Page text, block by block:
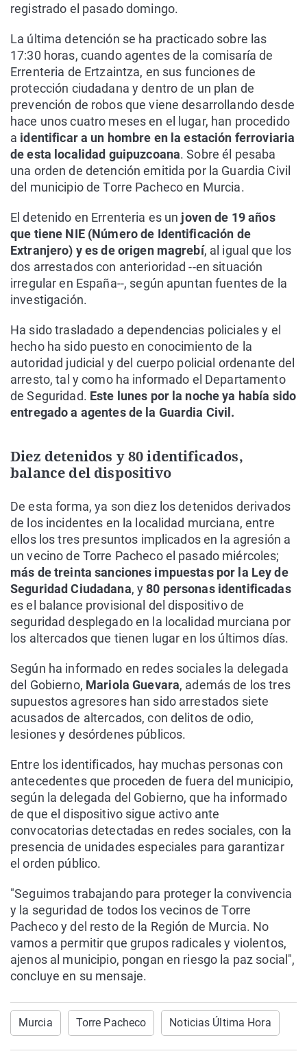
registrado el pasado domingo.
La última detención se ha practicado sobre las
17:30 horas, cuando agentes de la comisaría de
Errenteria de Ertzaintza, en sus funciones de
protección ciudadana y dentro de un plan de
prevención de robos que viene desarrollando desde
hace unos cuatro meses en el lugar, han procedido
a identificar a un hombre en la estación ferroviaria
de esta localidad guipuzcoana. Sobre él pesaba
una orden de detención emitida por la Guardia Civil
del municipio de Torre Pacheco en Murcia.
El detenido en Errenteria es un joven de 19 años
que tiene NIE (Número de Identificación de
Extranjero) y es de origen magrebí, al igual que los
dos arrestados con anterioridad --en situación
irregular en España--, según apuntan fuentes de la
investigación.
Ha sido trasladado a dependencias policiales y el
hecho ha sido puesto en conocimiento de la
autoridad judicial y del cuerpo policial ordenante del
arresto, tal y como ha informado el Departamento
de Seguridad. Este lunes por la noche ya había sido
entregado a agentes de la Guardia Civil.
Diez detenidos y 80 identificados,
balance del dispositivo
De esta forma, ya son diez los detenidos derivados
de los incidentes en la localidad murciana, entre
ellos los tres presuntos implicados en la agresión a
un vecino de Torre Pacheco el pasado miércoles;
más de treinta sanciones impuestas por la Ley de
Seguridad Ciudadana, y80 personas identificadas
es el balance provisional del dispositivo de
seguridad desplegado en la localidad murciana por
los altercados que tienen lugar en los últimos días.
Según ha informado en redes sociales la delegada
del Gobierno, Mariola Guevara, además de los tres
supuestos agresores han sido arrestados siete
acusados de altercados, con delitos de odio,
lesiones y desórdenes públicos.
Entre los identificados, hay muchas personas con
antecedentes que proceden de fuera del municipio,
según la delegada del Gobierno, que ha informado
de que el dispositivo sigue activo ante
convocatorias detectadas en redes sociales, con la
presencia de unidades especiales para garantizar
el orden público.
"Seguimos trabajando para proteger la convivencia
y la seguridad de todos los vecinos de Torre
Pacheco y del resto de la Región de Murcia. No
vamos a permitir que grupos radicales y violentos,
ajenos al municipio, pongan en riesgo la paz social",
concluye en su mensaje.
Murcia Torre Pacheco Noticias Última Hora